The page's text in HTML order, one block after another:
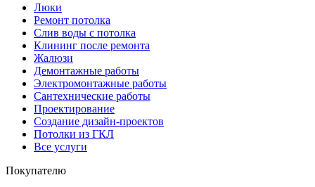
Люки
Ремонт потолка
Слив воды с потолка
Клининг после ремонта
Жалюзи
Демонтажные работы
Электромонтажные работы
Сантехнические работы
Проектирование
Создание дизайн-проектов
Потолки из ГКЛ
Все услуги
Покупателю